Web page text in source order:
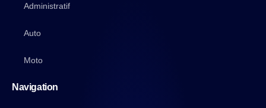
Administratif
Auto
Moto
Navigation